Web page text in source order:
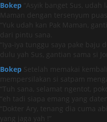
Bokep “Asyik banget Sus, udah
Maman dengan tersenyum puas.
“Yuk udah kan Pak Maman,
dari pintu sana.
“Iya-iya tunggu saya pake baju
dulu yah Sus, gantian sama si
Bokep Setelah memakai
mempersilakan si satpam
“Tuh sana, selamat ngentot,
“eh tadi siapa emang yang
“Dokter Ary, tenang dia cuma
yang jaga yah !”